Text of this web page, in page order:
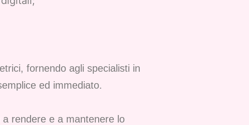
fornendo agli specialisti in
ed immediato.
rendere e a mantenere lo